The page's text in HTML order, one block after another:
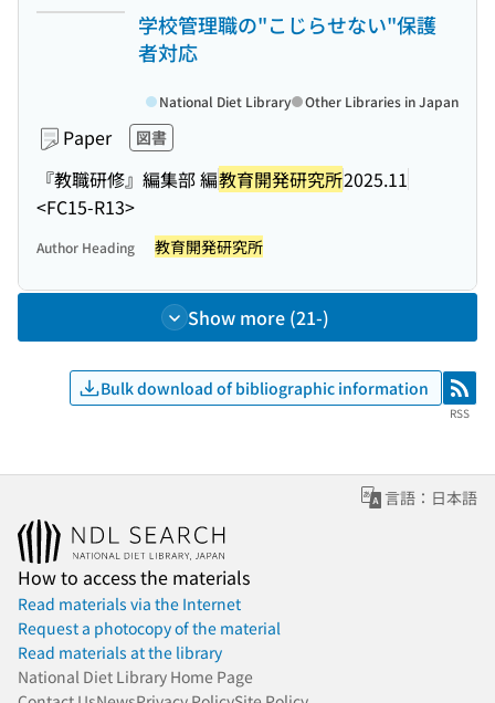
学校管理職の"こじらせない"保護
者対応
Paper 図書
『教職研修』編集部 編教育開発研究所2025.11
<FC15-R13>
National Diet Library Other Libraries in Japan
Author Heading 教育開発研究所
Show more (21-)
Bulk download of bibliographic information RSS
RSS
言語：日本語
How to access the materials
Read materials via the Internet
Request a photocopy of the material
Read materials at the library
National Diet Library Home Page